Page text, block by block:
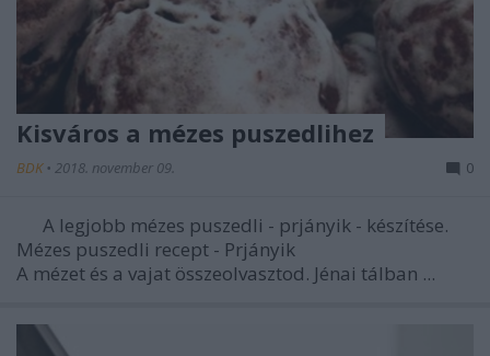
Kisváros a mézes puszedlihez
BDK • 2018. november 09. 0
A legjobb mézes puszedli - prjányik - készítése.
Mézes puszedli recept - Prjányik
A mézet és a vajat összeolvasztod. Jénai tálban ...